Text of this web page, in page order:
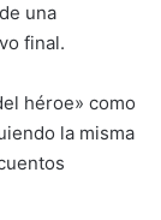
una
final.
héroe» como
la misma